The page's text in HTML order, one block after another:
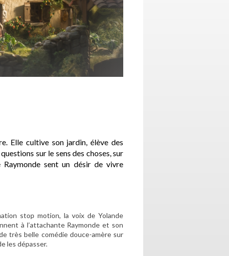
Elle cultive son jardin, élève des
sur le sens des choses, sur
sent un désir de vivre
stop motion, la voix de Yolande
à l’attachante Raymonde et son
très belle comédie douce-amère sur
les dépasser.